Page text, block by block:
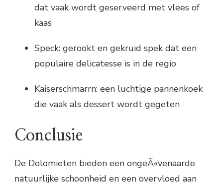
dat vaak wordt geserveerd met vlees of
kaas
Speck: gerookt en gekruid spek dat een
populaire delicatesse is in de regio
Kaiserschmarrn: een luchtige pannenkoek
die vaak als dessert wordt gegeten
Conclusie
De Dolomieten bieden een ongeÃ«venaarde
natuurlijke schoonheid en een overvloed aan